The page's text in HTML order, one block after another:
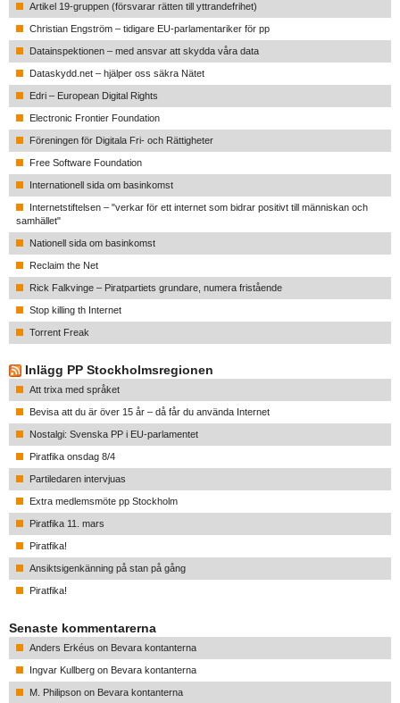
Artikel 19-gruppen (försvarar rätten till yttrandefrihet)
Christian Engström – tidigare EU-parlamentariker för pp
Datainspektionen – med ansvar att skydda våra data
Dataskydd.net – hjälper oss säkra Nätet
Edri – European Digital Rights
Electronic Frontier Foundation
Föreningen för Digitala Fri- och Rättigheter
Free Software Foundation
Internationell sida om basinkomst
Internetstiftelsen – "verkar för ett internet som bidrar positivt till människan och
samhället"
Nationell sida om basinkomst
Reclaim the Net
Rick Falkvinge – Piratpartiets grundare, numera fristående
Stop killing th Internet
Torrent Freak
Inlägg PP Stockholmsregionen
Att trixa med språket
Bevisa att du är över 15 år – då får du använda Internet
Nostalgi: Svenska PP i EU-parlamentet
Piratfika onsdag 8/4
Partiledaren intervjuas
Extra medlemsmöte pp Stockholm
Piratfika 11. mars
Piratfika!
Ansiktsigenkänning på stan på gång
Piratfika!
Senaste kommentarerna
Anders Erkéus on Bevara kontanterna
Ingvar Kullberg on Bevara kontanterna
M. Philipson on Bevara kontanterna